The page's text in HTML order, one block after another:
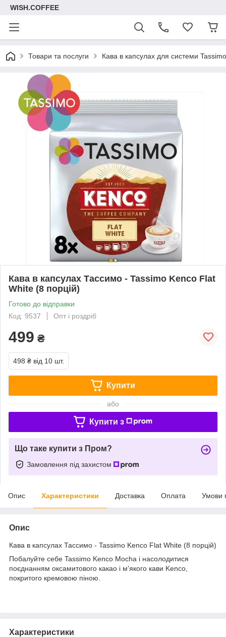
WISH.COFFEE
Товари та послуги Кава в капсулах для системи Tassimo
Кава в капсулах Тассимо - Tassimo Kenco Flat
White (8 порцій)
Готово до відправки
Код: 9537
Опт і роздріб
499 ₴
498 ₴ від 10 шт.
Купити
або
Купити з
Що таке купити з Пром?
Замовлення під захистом
Опис Характеристики Доставка Оплата Умови
Опис
Кава в капсулах Тассимо - Tassimo Kenco Flat White (8 порцій)
Побалуйте себе Tassimo Kenco Mocha і насолодитися
поєднанням оксамитового какао і м'якого кави Kenco,
покритого кремовою піною.
Характеристики